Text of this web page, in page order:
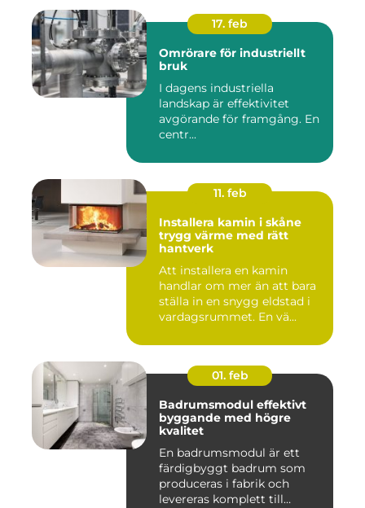
17. feb
Omrörare för industriellt
bruk
I dagens industriella
landskap är effektivitet
avgörande för framgång. En
centr...
11. feb
Installera kamin i skåne
trygg värme med rätt
hantverk
Att installera en kamin
handlar om mer än att bara
ställa in en snygg eldstad i
vardagsrummet. En vä...
01. feb
Badrumsmodul effektivt
byggande med högre
kvalitet
En badrumsmodul är ett
färdigbyggt badrum som
produceras i fabrik och
levereras komplett till